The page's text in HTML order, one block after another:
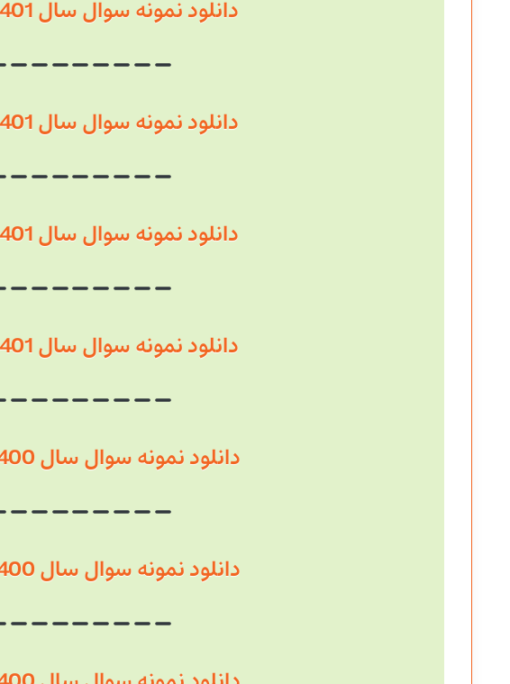
دانلود نمونه سوال سال 1401 +پاسخ
دانلود نمونه سوال سال 1401 +پاسخ
دانلود نمونه سوال سال 1401 +پاسخ
دانلود نمونه سوال سال 1401 +پاسخ
دانلود نمونه سوال سال 1400 +پاسخ
دانلود نمونه سوال سال 1400 +پاسخ